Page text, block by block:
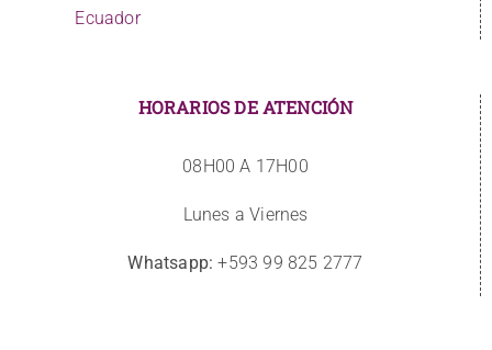
Ecuador
HORARIOS DE ATENCIÓN
08H00 A 17H00
Lunes a Viernes
Whatsapp: +593 99 825 2777